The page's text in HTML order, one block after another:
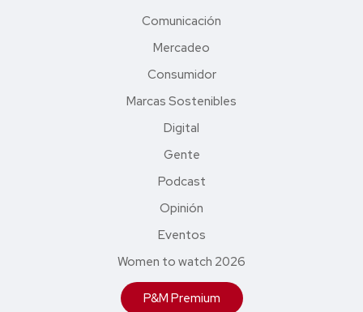
Comunicación
Mercadeo
Consumidor
Marcas Sostenibles
Digital
Gente
Podcast
Opinión
Eventos
Women to watch 2026
P&M Premium